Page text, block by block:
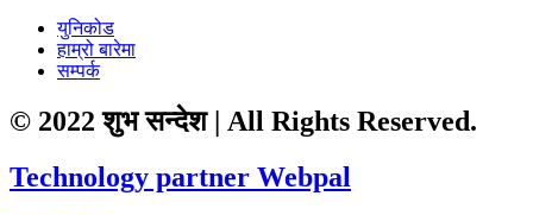
युनिकोड
हाम्रो बारेमा
सम्पर्क
© 2022 शुभ सन्देश | All Rights Reserved.
Technology partner Webpal